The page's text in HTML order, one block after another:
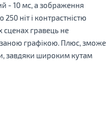
- 10 мс, а зображення
250 ніт і контрастністю
сценах гравець не
графікою. Плюс, зможе
завдяки широким кутам